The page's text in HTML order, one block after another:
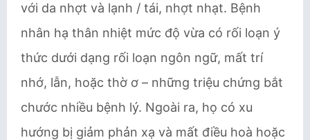
với da nhợt và lạnh / tái, nhợt nhạt. Bệnh
nhân hạ thân nhiệt mức độ vừa có rối loạn ý
thức dưới dạng rối loạn ngôn ngữ, mất trí
nhớ, lẫn, hoặc thờ ơ – những triệu chứng bắt
chước nhiều bệnh lý. Ngoài ra, họ có xu
hướng bị giảm phản xạ và mất điều hoà hoặc